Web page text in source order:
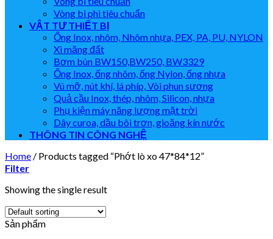
Vòng bi phi tiêu chuẩn
VẬT TƯ THIẾT BỊ
Ống Inox, nhôm, Nhôm nhựa, PEX, PA, PU, NYLON
Xi măng đất
Bơm bùn BW150,BW250, BW3329
Ống Inox, ống nhôm, ống Nylon, ống nhựa
Vú mỡ, nút khí, lá phíp, Vòi phun sương
Quả cầu Inox, thép, nhôm, Silicon, nhựa
Phụ kiện máy năng lượng mặt trời
Dây curoa, dầu bôi trơn, gioăng kín nước
THÔNG TIN CÔNG NGHỆ
Home / Products tagged “Phớt lò xo 47*84*12”
Filter
Showing the single result
Sản phẩm